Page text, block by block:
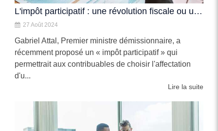
L'impôt participatif : une révolution fiscale ou une fausse bonne idée ?
27 Août 2024
Gabriel Attal, Premier ministre démissionnaire, a
récemment proposé un « impôt participatif » qui
permettrait aux contribuables de choisir l'affectation
d'u...
Lire la suite